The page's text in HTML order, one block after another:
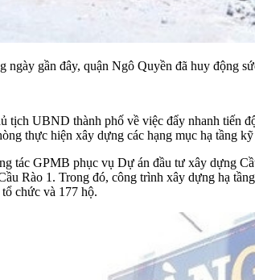
gần đây, quận Ngô Quyền đã huy động
UBND thành phố về việc đẩy nhanh tiến
thực hiện xây dựng các hạng mục hạ tầng
tác GPMB phục vụ Dự án đầu tư xây dựng
Rào 1. Trong đó, công trình xây dựng hạ
chức và 177 hộ.